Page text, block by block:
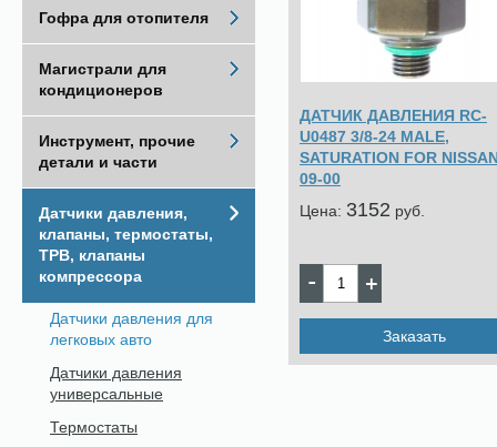
ДАТЧИК ДАВЛЕНИЯ RC-
U0487 3/8-24 MALE,
SATURATION FOR
09-00
Цена: 3152 pуб.
Заказать
Гофра для отопителя
Магистрали для
кондиционеров
Инструмент, прочие
детали и части
Датчики давления,
клапаны, термостаты,
ТРВ, клапаны
компрессора
Датчики давления для
легковых авто
Датчики давления
универсальные
Термостаты